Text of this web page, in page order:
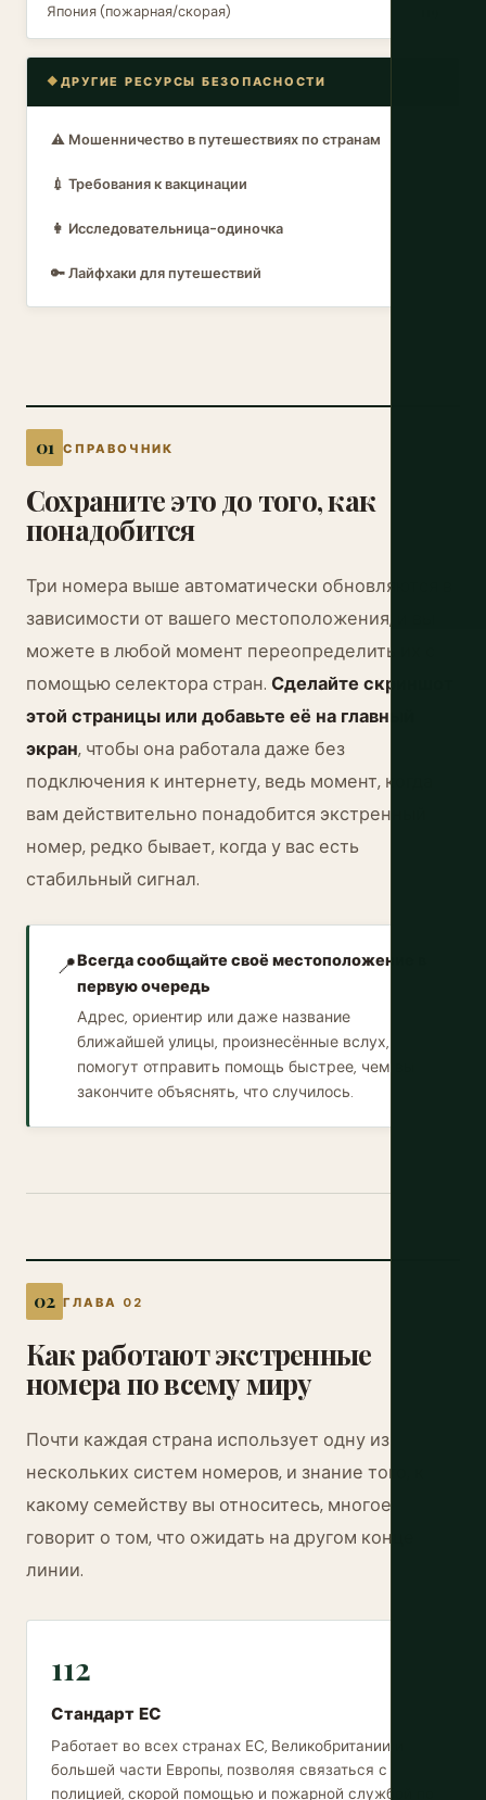
СПРАВОЧНИК
Сохраните это до того, как
понадобится
Три номера выше автоматически обновляются в
зависимости от вашего местоположения, и вы
можете в любой момент переопределить их с
помощью селектора стран. Сделайте скриншот
этой страницы или добавьте её на главный
экран, чтобы она работала даже без
подключения к интернету, ведь момент, когда
вам действительно понадобится экстренный
номер, редко бывает, когда у вас есть
стабильный сигнал.
📍Всегда сообщайте своё местоположение в
первую очередь
Адрес, ориентир или даже название
ближайшей улицы, произнесённые вслух,
помогут отправить помощь быстрее, чем вы
закончите объяснять, что случилось.
ГЛАВА 02
Как работают экстренные
номера по всему миру
Почти каждая страна использует одну из
нескольких систем номеров, и знание того, к
какому семейству вы относитесь, многое
говорит о том, что ожидать на другом конце
линии.
112
Стандарт ЕС
Работает во всех странах ЕС, Великобритании и
большей части Европы, позволяя связаться с
полицией, скорой помощью и пожарной службой по
Япония (пожарная/скорая)
ДРУГИЕ РЕСУРСЫ БЕЗОПАСНОСТИ
⚠️ Мошенничество в путешествиях по странам
💉 Требования к вакцинации
👩 Исследовательница-одиночка
🔑 Лайфхаки для путешествий